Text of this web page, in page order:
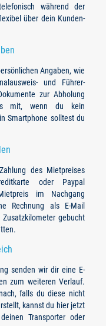
während der
über dein Kunden-
Angaben, wie
und Führer-
zur Abholung
mit, wenn du kein
Smartphone solltest du
des Mietpreises
oder Paypal
im Nachgang
Rechnung als E-Mail
gebucht
senden wir dir eine E-
zum weiteren Verlauf.
falls du diese nicht
kannst du hier jetzt
Transporter oder